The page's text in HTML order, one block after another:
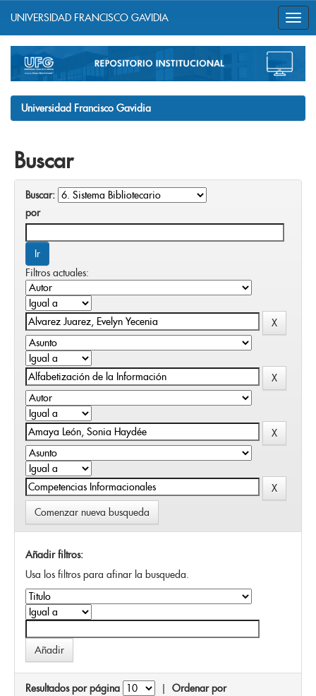
navigation
UNIVERSIDAD FRANCISCO GAVIDIA
Universidad Francisco Gavidia
Buscar
Buscar:
por
Filtros actuales:
Comenzar nueva busqueda
Añadir filtros:
Usa los filtros para afinar la busqueda.
Resultados por página | Ordenar por